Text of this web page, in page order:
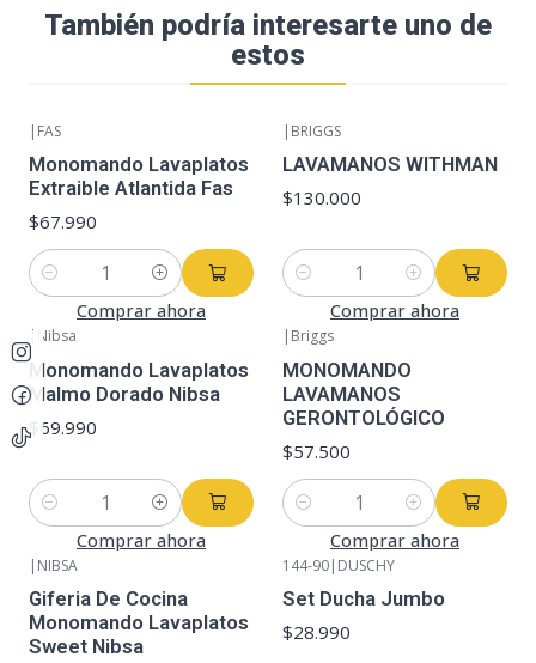
También podría interesarte uno de
estos
| FAS
Monomando Lavaplatos
Extraible Atlantida Fas
$67.990
Cantidad
Comprar ahora
| BRIGGS
LAVAMANOS WITHMAN
$130.000
Cantidad
Comprar ahora
| Nibsa
Monomando Lavaplatos
Malmo Dorado Nibsa
$69.990
Cantidad
Comprar ahora
| Briggs
MONOMANDO
LAVAMANOS
GERONTOLÓGICO
$57.500
Cantidad
Comprar ahora
| NIBSA
Giferia De Cocina
Monomando Lavaplatos
Sweet Nibsa
144-90| DUSCHY
Set Ducha Jumbo
$28.990